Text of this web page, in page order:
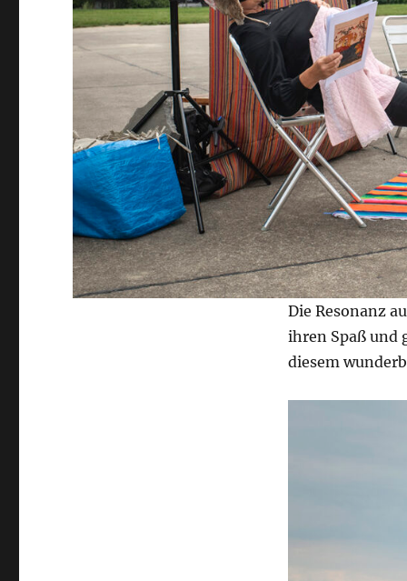
Die Resonanz
ihren Spaß und
diesem